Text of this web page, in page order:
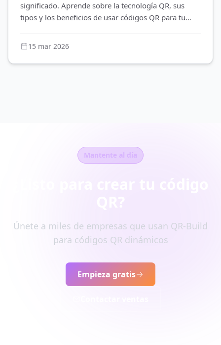
significado. Aprende sobre la tecnología QR, sus
tipos y los beneficios de usar códigos QR para tu
15 mar 2026
Mantente al día
Únete a miles de empresas que usan QR-Build
para códigos QR dinámicos
Empieza gratis